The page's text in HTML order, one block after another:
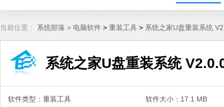
当前位置： 系统部落 > 电脑软件 > 重装工具 > 系统之家U盘重装系统
系统之家U盘重装系统
软件类型：重装工具 软件大小：17.1 MB